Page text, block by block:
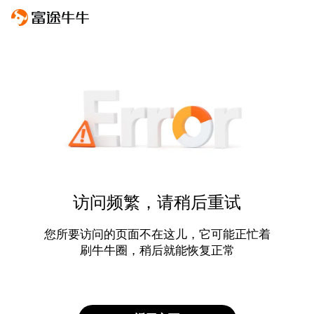
访问频繁，请稍后重试
您所要访问的页面不在这儿，它可能正忙着
刷牛牛圈，稍后就能恢复正常